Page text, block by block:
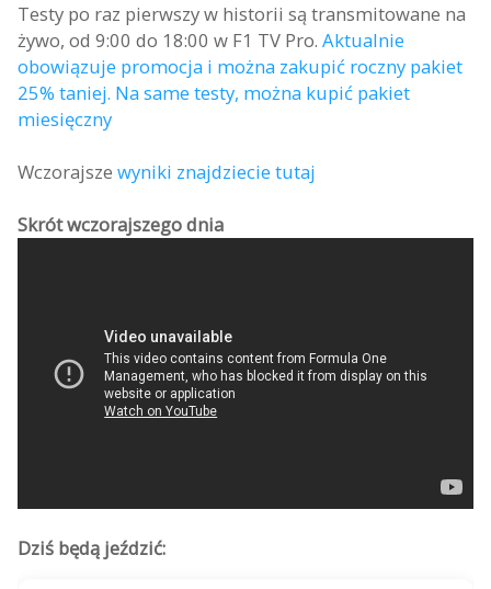
Testy po raz pierwszy w historii są transmitowane na
żywo, od 9:00 do 18:00 w F1 TV Pro. Aktualnie
obowiązuje promocja i można zakupić roczny pakiet
25% taniej. Na same testy, można kupić pakiet
miesięczny
Wczorajsze wyniki znajdziecie tutaj
Skrót wczorajszego dnia
Dziś będą jeździć: